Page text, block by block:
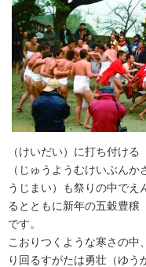
（けいだい）に打ち付け
（じゅうようむけいぶん
うじまい）も祭りの中でえ
るとともに新年の五穀豊穣
です。
こおりつくような寒さの中
り回るすがたは勇壮（ゆう